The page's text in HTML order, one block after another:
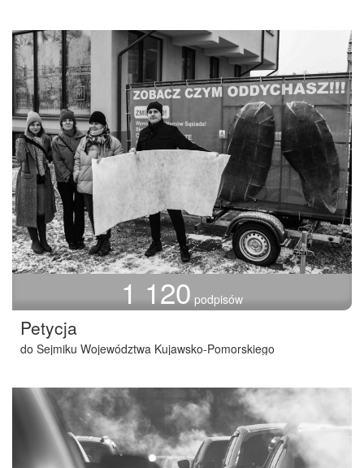
1 120 podpisów
Petycja
do Sejmiku Województwa Kujawsko-Pomorskiego